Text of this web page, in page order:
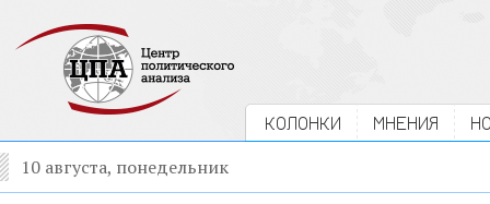
КОЛОНКИ МНЕНИЯ
10 августа, понедельник